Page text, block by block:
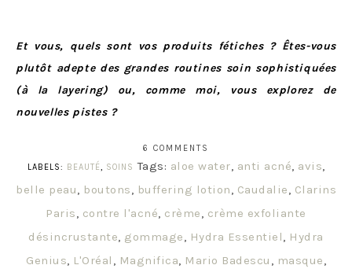
Et vous, quels sont vos produits fétiches ? Êtes-vous
plutôt adepte des grandes routines soin sophistiquées
(à la layering) ou, comme moi, vous explorez de
nouvelles pistes ?
6 COMMENTS
LABELS: BEAUTÉ, SOINS Tags: aloe water, anti acné, avis,
belle peau, boutons, buffering lotion, Caudalie, Clarins
Paris, contre l'acné, crème, crème exfoliante
désincrustante, gommage, Hydra Essentiel, Hydra
Genius, L'Oréal , Magnifica, Mario Badescu , masque,